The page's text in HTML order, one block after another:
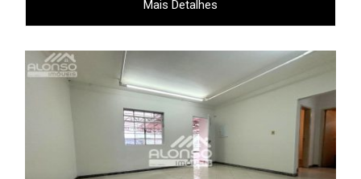
Mais Detalhes